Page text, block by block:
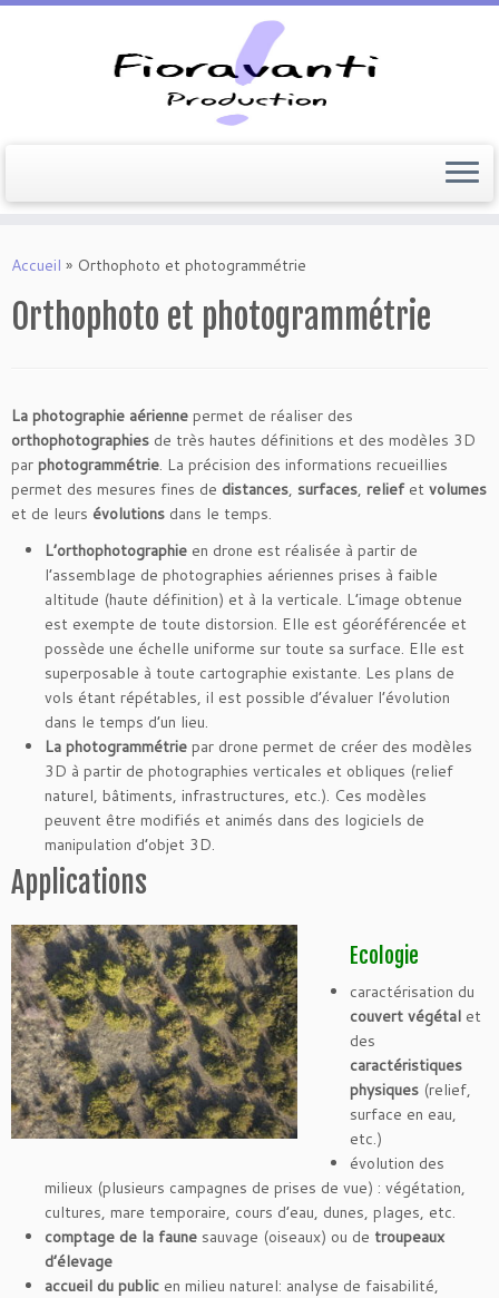
auAccueil » Orthophoto et photogrammétrie
Orthophoto et photogrammétrie
La photographie aérienne permet de réaliser des
orthophotographies de très hautes définitions et des modèles 3D
par photogrammétrie. La précision des informations recueillies
permet des mesures fines de distances, surfaces, reliefet volumes
et de leurs évolutions dans le temps.
L’orthophotographie en drone est réalisée à partir de
l’assemblage de photographies aériennes prises à faible
altitude (haute définition) et à la verticale. L’image obtenue
est exempte de toute distorsion. Elle est géoréférencée et
possède une échelle uniforme sur toute sa surface. Elle est
superposable à toute cartographie existante. Les plans de
vols étant répétables, il est possible d’évaluer l’évolution
dans le temps d’un lieu.
La photogrammétrie par drone permet de créer des modèles
3D à partir de photographies verticales et obliques (relief
naturel, bâtiments, infrastructures, etc.). Ces modèles
peuvent être modifiés et animés dans des logiciels de
manipulation d’objet 3D.
Applications
Ecologie
caractérisation du
couvert végétal et
des
caractéristiques
physiques (relief,
surface en eau,
etc.)
évolution des
milieux (plusieurs campagnes de prises de vue) : végétation,
cultures, mare temporaire, cours d’eau, dunes, plages, etc.
comptage de la faune sauvage (oiseaux) ou de troupeaux
d’élevage
accueil du public en milieu naturel: analyse de faisabilité,